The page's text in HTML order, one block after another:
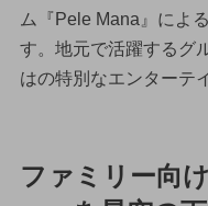
ム『Pele Mana』によ
す。地元で活躍するグ
はの特別なエンターテ
ファミリー向